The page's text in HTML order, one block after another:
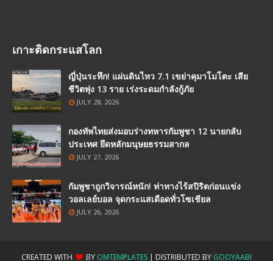
เกาะติดกระแสโลก
ญี่ปุ่นระทึก! แผ่นดินไหว 7.1 เขย่าคุมาโมโตะ เสีย
ชีวิตพุ่ง 13 ราย เร่งระดมกำลังกู้ภัย
JULY 28, 2026
กองทัพไทยส่งมอบร่างทหารกัมพูชา 12 นายกลับ
ประเทศ ยึดหลักมนุษยธรรมสากล
JULY 27, 2026
กัมพูชาถูกวิจารณ์หนัก! ท่าทางไร้สปิริตก่อนแข่ง
วอลเลย์บอล จุดกระแสเดือดทั่วโซเชียล
JULY 26, 2026
CREATED WITH BY OMTEMPLATES | DISTRIBUTED BY GOOYAABI